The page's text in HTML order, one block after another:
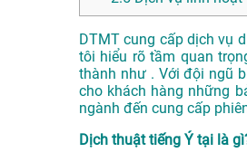
DTMT cung cấp dịch vụ
tôi hiểu rõ tầm quan
thành như . Với đội ngũ
cho khách hàng những
ngành đến cung cấp
Dịch thuật tiếng Ý tại là